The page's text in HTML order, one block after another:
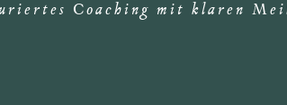
Coaching mit klaren